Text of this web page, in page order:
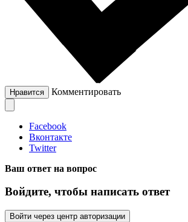
Нравится Комментировать
Facebook
Вконтакте
Twitter
Ваш ответ на вопрос
Войдите, чтобы написать ответ
Войти через центр авторизации